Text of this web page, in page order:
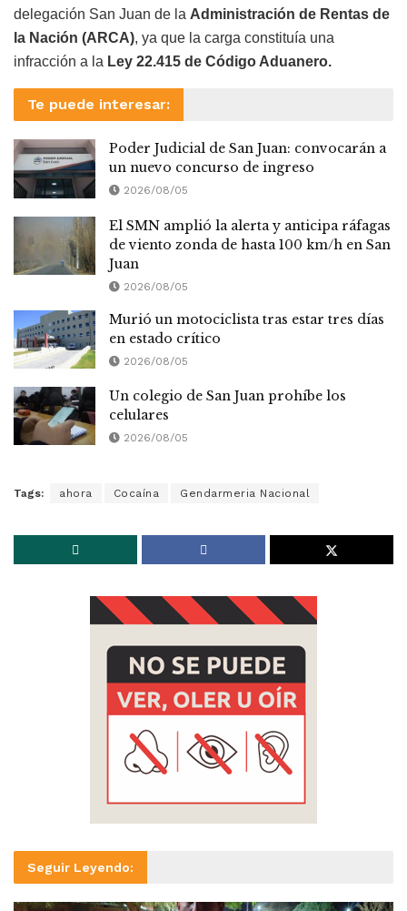
delegación San Juan de la Administración de Rentas de
la Nación (ARCA), ya que la carga constituía una
infracción a la Ley 22.415 de Código Aduanero.
Te puede interesar:
Poder Judicial de San Juan: convocarán a
un nuevo concurso de ingreso
2026/08/05
El SMN amplió la alerta y anticipa ráfagas
de viento zonda de hasta 100 km/h en San
Juan
2026/08/05
Murió un motociclista tras estar tres días
en estado crítico
2026/08/05
Un colegio de San Juan prohíbe los
celulares
2026/08/05
Tags: ahora Cocaína Gendarmeria Nacional
Seguir Leyendo: